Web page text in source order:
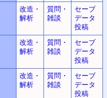
改造・
解析
質問・
雑談
セーブ
データ
投稿
改造・
解析
質問・
雑談
セーブ
データ
投稿
改造・
解析
質問・
雑談
セーブ
データ
投稿